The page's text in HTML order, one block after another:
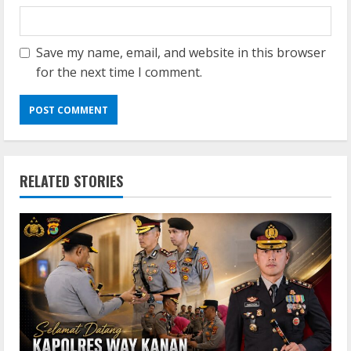
Save my name, email, and website in this browser
for the next time I comment.
RELATED STORIES